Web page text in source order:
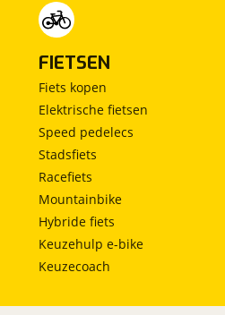
FIETSEN
Fiets kopen
Elektrische fietsen
Speed pedelecs
Stadsfiets
Racefiets
Mountainbike
Hybride fiets
Keuzehulp e-bike
Keuzecoach